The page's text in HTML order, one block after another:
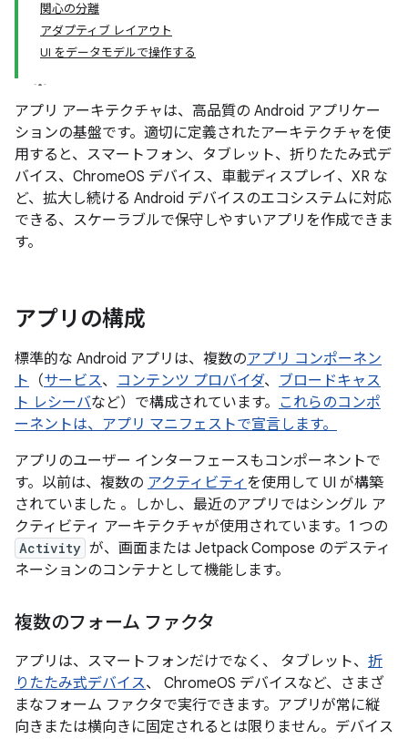
関心の分離
アダプティブ レイアウト
UI をデータモデルで操作する
アプリ アーキテクチャは、高品質の Android アプリケー
ションの基盤です。適切に定義されたアーキテクチャを使
用すると、スマートフォン、タブレット、折りたたみ式デ
バイス、ChromeOS デバイス、車載ディスプレイ、XR な
ど、拡大し続ける Android デバイスのエコシステムに対応
できる、スケーラブルで保守しやすいアプリを作成できま
す。
アプリの構成
標準的な Android アプリは、複数のアプリ コンポーネン
ト （サービス、 コンテンツ プロバイダ、 ブロードキャス
ト レシーバなど）で構成されています。 これらのコンポ
ーネントは、アプリ マニフェストで宣言します。
アプリのユーザー インターフェースもコンポーネントで
す。以前は、複数の アクティビティ を使用して UI が構築
されていました 。しかし、最近のアプリではシングル ア
クティビティ アーキテクチャが使用されています。1 つの
Activity が、画面または Jetpack Compose のデスティ
ネーションのコンテナとして機能します。
複数のフォーム ファクタ
アプリは、スマートフォンだけでなく、 タブレット、 折
りたたみ式デバイス、 ChromeOS デバイスなど、さまざ
まなフォーム ファクタで実行できます。アプリが常に縦
向きまたは横向きに固定されるとは限りません。デバイス